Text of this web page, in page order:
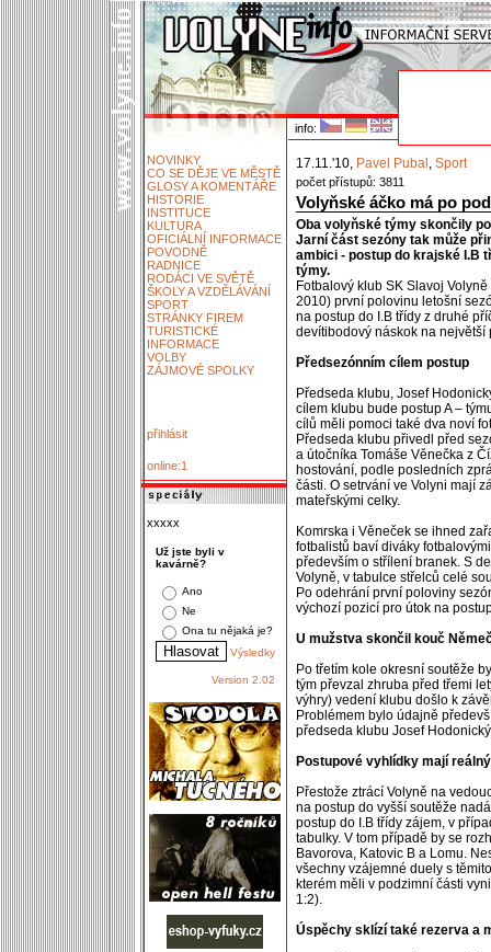
info:
NOVINKY
CO SE DĚJE VE MĚSTĚ
GLOSY A KOMENTÁŘE
HISTORIE
INSTITUCE
KULTURA
OFICIÁLNÍ INFORMACE
POVODNĚ
RADNICE
RODÁCI VE SVĚTĚ
ŠKOLY A VZDĚLÁVÁNÍ
SPORT
STRÁNKY FIREM
TURISTICKÉ
INFORMACE
VOLBY
ZÁJMOVÉ SPOLKY
přihlásit
online:1
xxxxx
Už jste byli v
kavárně?
Ano
Ne
Ona tu nějaká je?
Výsledky
Version 2.02
17.11.'10, Pavel Pubal , Sport
počet přístupů: 3811
Volyňské áčko má po
Oba volyňské týmy skončily
Jarní část sezóny tak může
ambici - postup do krajské I.B
týmy.
Fotbalový klub SK Slavoj
2010) první polovinu letošní
na postup do I.B třídy z druhé
devítibodový náskok na největší
Předsezónním cílem postup
Předseda klubu, Josef
cílem klubu bude postup A –
cílů měli pomoci také dva noví
Předseda klubu přivedl před
a útočníka Tomáše Věnečka z
hostování, podle posledních
části. O setrvání ve Volyni mají
mateřskými celky.
Komrska i Věneček se ihned
fotbalistů baví diváky
především o střílení branek. S
Volyně, v tabulce střelců celé
Po odehrání první poloviny
výchozí pozicí pro útok na
U mužstva skončil kouč
Po třetím kole okresní soutěže
tým převzal zhruba před třemi
výhry) vedení klubu došlo k
Problémem bylo údajně
předseda klubu Josef
Postupové vyhlídky mají
Přestože ztrácí Volyně na
na postup do vyšší soutěže
postup do I.B třídy zájem, v
tabulky. V tom případě by se
Bavorova, Katovic B a Lomu.
všechny vzájemné duely s
kterém měli v podzimní části
1:2).
Úspěchy sklízí také rezerva a